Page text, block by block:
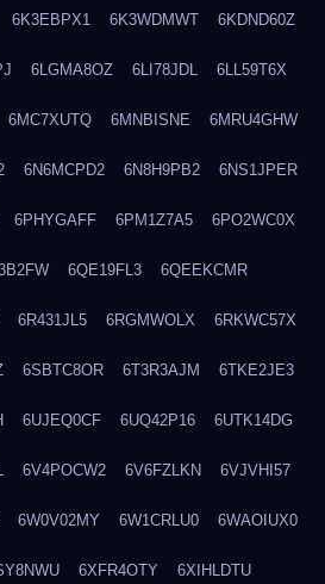
6K3EBPX1 6K3WDMWT 6KDND60Z
6LGMA8OZ 6LI78JDL 6LL59T6X
6MC7XUTQ 6MNBISNE 6MRU4GHW
6N6MCPD2 6N8H9PB2 6NS1JPER
6PHYGAFF 6PM1Z7A5 6PO2WC0X
6QE19FL3 6QEEKCMR
6R431JL5 6RGMWOLX 6RKWC57X
6SBTC8OR 6T3R3AJM 6TKE2JE3
6UJEQ0CF 6UQ42P16 6UTK14DG
6V4POCW2 6V6FZLKN 6VJVHI57
6W0V02MY 6W1CRLU0 6WAOIUX0
6XFR4OTY 6XIHLDTU